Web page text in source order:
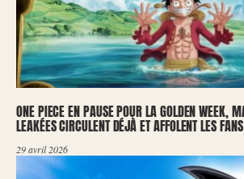
ONE PIECE EN PAUSE POUR LA GOLDEN WEEK,
LEAKÉES CIRCULENT DÉJÀ ET AFFOLENT LES FANS
29 avril 2026